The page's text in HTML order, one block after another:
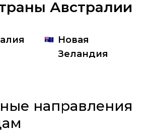
Австралии
Новая
Зеландия
направления